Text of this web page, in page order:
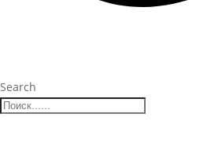
Search